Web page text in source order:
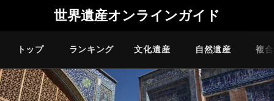
世界遺産オンラインガイド
トップ ランキング 文化遺産 自然遺産 複